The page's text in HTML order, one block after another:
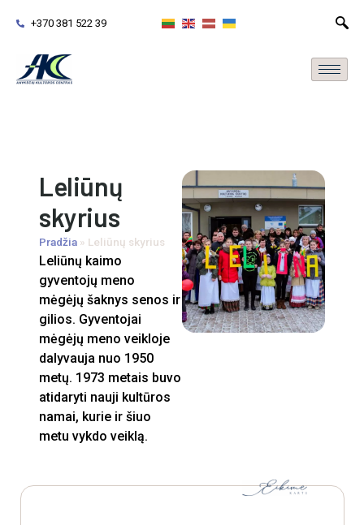
+370 381 522 39
Leliūnų
skyrius
Pradžia » Leliūnų skyrius
Leliūnų kaimo
gyventojų meno
mėgėjų šaknys senos ir
gilios. Gyventojai
mėgėjų meno veikloje
dalyvauja nuo 1950
metų. 1973 metais buvo
atidaryti nauji kultūros
namai, kurie ir šiuo
metu vykdo veiklą.